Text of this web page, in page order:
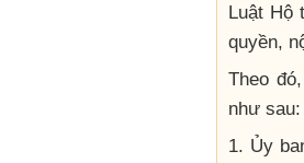
Luật Hộ
quyền,
Theo
như sau:
1. Ủy